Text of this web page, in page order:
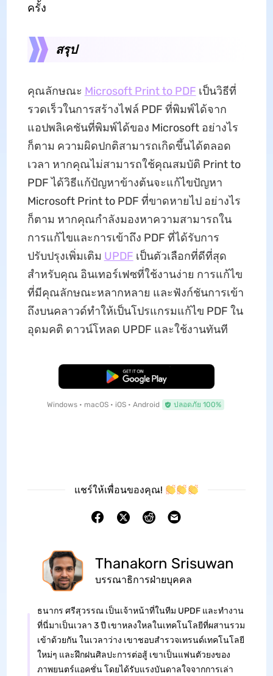
ครั้ง
สรุป
คุณลักษณะ Microsoft Print to PDF เป็นวิธีที่
รวดเร็วในการสร้างไฟล์ PDF ที่พิมพ์ได้จาก
แอปพลิเคชันที่พิมพ์ได้ของ Microsoft อย่างไร
ก็ตาม ความผิดปกติสามารถเกิดขึ้นได้ตลอด
เวลา หากคุณไม่สามารถใช้คุณสมบัติ Print to
PDF ได้วิธีแก้ปัญหาข้างต้นจะแก้ไขปัญหา
Microsoft Print to PDF ที่ขาดหายไป อย่างไร
ก็ตาม หากคุณกําลังมองหาความสามารถใน
การแก้ไขและการเข้าถึง PDF ที่ได้รับการ
ปรับปรุงเพิ่มเติม UPDF เป็นตัวเลือกที่ดีที่สุด
สําหรับคุณ อินเทอร์เฟซที่ใช้งานง่าย การแก้ไข
ที่มีคุณลักษณะหลากหลาย และฟังก์ชันการเข้า
ถึงบนคลาวด์ทําให้เป็นโปรแกรมแก้ไข PDF ใน
อุดมคติ ดาวน์โหลด UPDF และใช้งานทันที
ดาวน์โหลดฟรี
Windows • macOS • iOS • Android ปลอดภัย 100%
แชร์ให้เพื่อนของคุณ!
Thanakorn Srisuwan
บรรณาธิการฝ่ายบุคคล
ธนากร ศรีสุวรรณ เป็นเจ้าหน้าที่ในทีม UPDF และทำงาน
ที่นี่มาเป็นเวลา 3 ปี เขาหลงใหลในเทคโนโลยีที่ผสานรวม
เข้าด้วยกัน ในเวลาว่าง เขาชอบสำรวจเทรนด์เทคโนโลยี
ใหม่ๆ และฝึกฝนศิลปะการต่อสู้ เขาเป็นแฟนตัวยงของ
ภาพยนตร์แอคชั่น โดยได้รับแรงบันดาลใจจากการเล่า